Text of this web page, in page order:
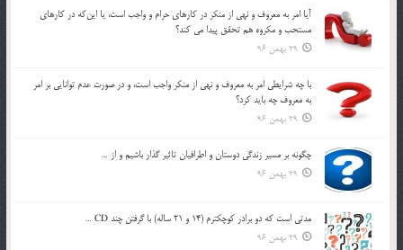
آيا امر به معروف و نهي از منكر در كارهاي حرام و واجب است، يا اين‌كه در كارهاي
مستحب و مكروه هم تحقق پيدا مي كند؟
29 بهمن 96
با چه شرايطي امر به معروف و نهي از منکر واجب است، و در صورت عدم توانايي بر امر
به معروف چه بايد کرد؟
29 بهمن 96
چگونه بر مسير زندگي دوستان و اطرافيان تاثير گذار باشيم و از …
29 بهمن 96
مدتي است كه دو برادر كوچكترم (14 و 21 ساله) با گرفتن چند CD …
29 بهمن 96